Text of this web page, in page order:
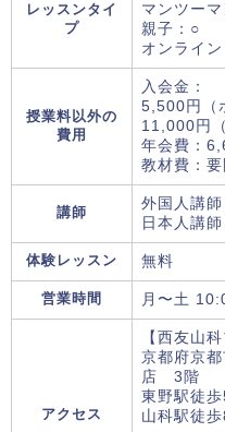
レッスンタイ
プ
マンツー
親子：○
オンライ
授業料以外の
費用
入会金：
5,500円（
11,000円
年会費：
教材費：
講師
外国人講師
日本人講師
体験レッスン 無料
営業時間 月〜土
アクセス
【西友山
京都府京
店 3階
東野駅徒
山科駅徒